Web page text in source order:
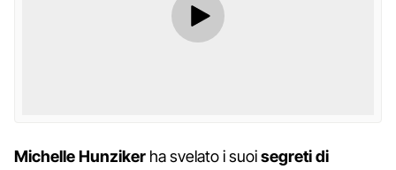
Michelle Hunziker ha svelato i suoisegreti di